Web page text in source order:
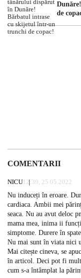
de
COMENTARII
NICU12:39, 25.05.2022
Nu induceți în eroare.
cardiaca. Ambii mei
seaca. Nu au avut deloc
mama mea, inima ii
simptome. Durere în
Nu mai sunt în viata nici
Mai citește cineva, se
în articol. Deci pot fi
cum s-a întâmplat la